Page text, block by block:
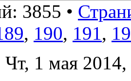
3855 •
, 190, 191,
Чт, 1 мая